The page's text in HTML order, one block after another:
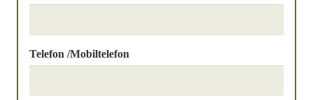
Telefon /Mobiltelefon